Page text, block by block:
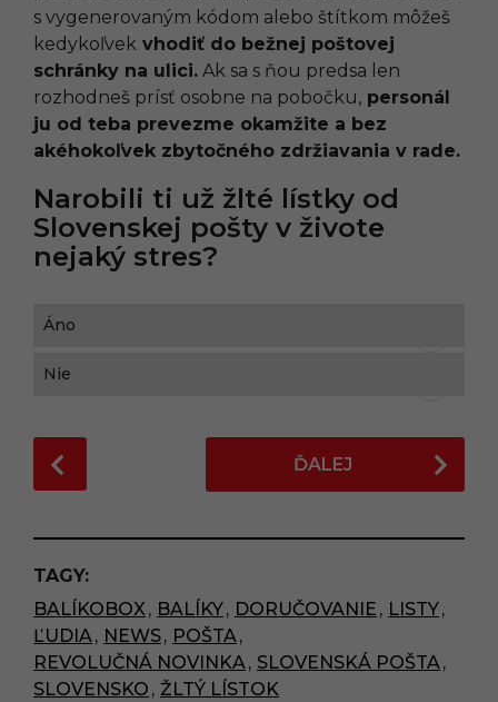
s vygenerovaným kódom alebo štítkom môžeš
kedykoľvek vhodiť do bežnej poštovej
schránky na ulici. Ak sa s ňou predsa len
rozhodneš prísť osobne na pobočku, personál
ju od teba prevezme okamžite a bez
akéhokoľvek zbytočného zdržiavania v rade.
Narobili ti už žlté lístky od
Slovenskej pošty v živote
nejaký stres?
Áno
Nie
o
t
P
a
g
i
n
ĎALEJ
TAGY:
BALÍKOBOX, BALÍKY, DORUČOVANIE , LISTY,
ĽUDIA, NEWS, POŠTA,
REVOLUČNÁ NOVINKA, SLOVENSKÁ POŠTA,
SLOVENSKO , ŽLTÝ LÍSTOK